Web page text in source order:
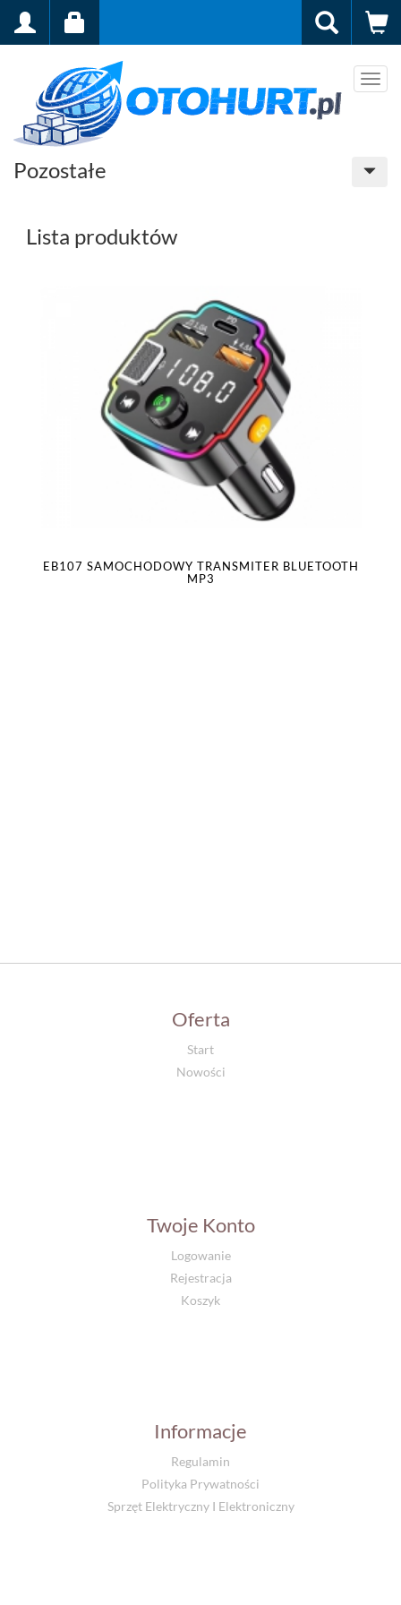
Menu
Pozostałe
Lista produktów
EB107 SAMOCHODOWY TRANSMITER BLUETOOTH
MP3
Oferta
Start
Nowości
Twoje Konto
Logowanie
Rejestracja
Koszyk
Informacje
Regulamin
Polityka Prywatności
Sprzęt Elektryczny I Elektroniczny